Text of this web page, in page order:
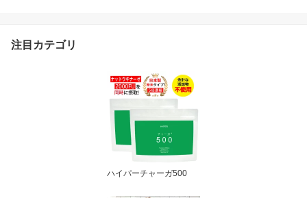
注目カテゴリ
ハイパーチャーガ500